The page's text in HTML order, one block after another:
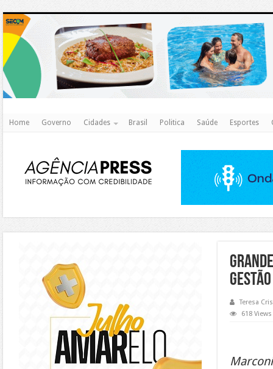
Home Governo Cidades Brasil Politica Saúde Esportes
Teresa
618 Views